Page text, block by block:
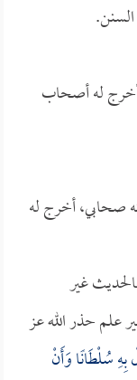
له أصحاب
صحابي، أخرج له
غير
علم حذر الله عز
بِهِ سُلْطَانًا وَأَنْ